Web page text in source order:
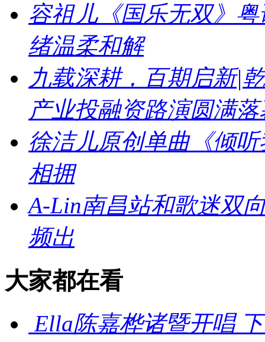
容祖儿《国乐无双》
绪温柔和解
九载深耕，百期启新|
产业投融资路演圆满落
徐洁儿原创单曲《倾
相拥
A-Lin南昌站和歌迷双
频出
大家都在看
Ella陈嘉桦诸暨开唱